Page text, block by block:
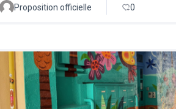
Proposition officielle 0